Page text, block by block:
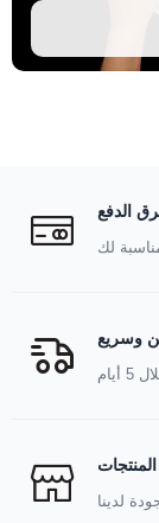
الدفع
لك
وسريع
لدينا